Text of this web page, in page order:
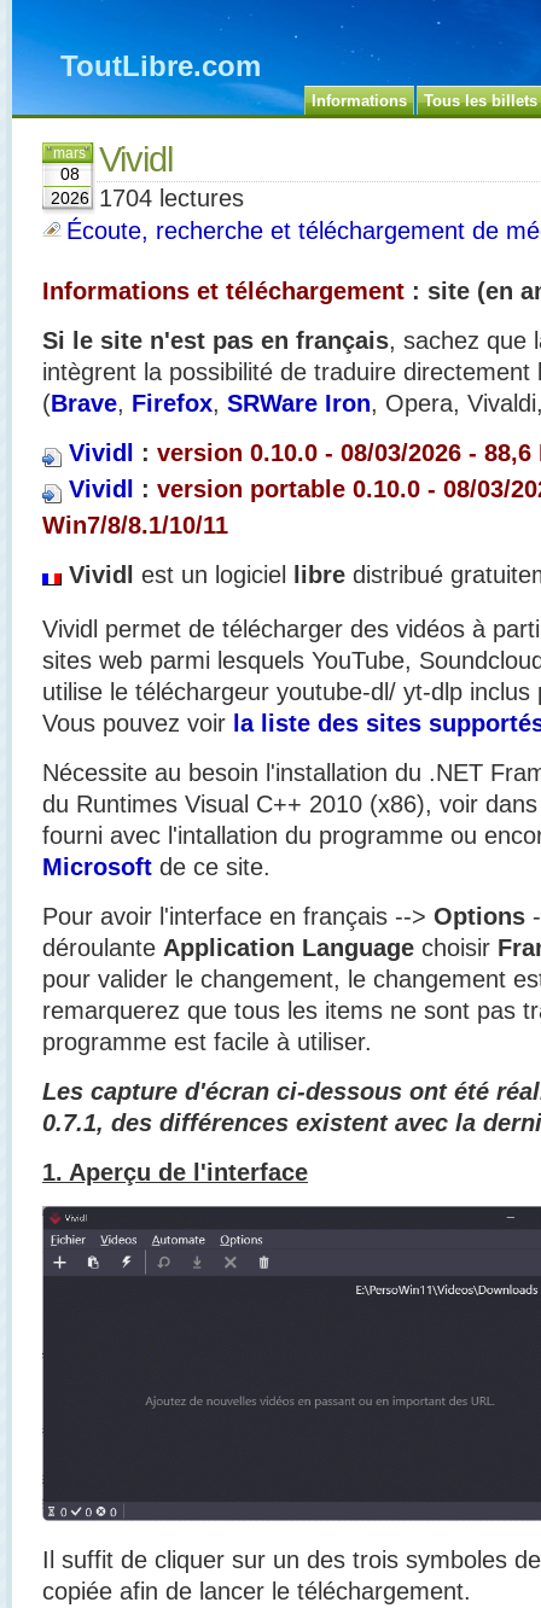
ToutLibre.com
Informations Tous les billets
mars
08
2026
Vividl
1704 lectures
Écoute, recherche et téléchargement de
Informations et téléchargement : site (en
Si le site n'est pas en français, sachez que
intègrent la possibilité de traduire directement
(Brave, Firefox, SRWare Iron, Opera,
Vividl
: version 0.10.0 - 08/03/2026 -
Vividl
: version portable 0.10.0 - 08/03/
Win7/8/8.1/10/11
Vividl
est un logiciel libre distribué
Vividl permet de télécharger des vidéos à
sites web parmi lesquels YouTube,
utilise le téléchargeur youtube-dl/ yt-dlp
Vous pouvez voir la liste des sites
Nécessite au besoin l'installation du .NET
du Runtimes Visual C++ 2010 (x86), voir
fourni avec l'intallation du programme ou
Microsoft de ce site.
Pour avoir l'interface en français --> Options
déroulante Application Language choisir
pour valider le changement, le changement
remarquerez que tous les items ne sont pas
programme est facile à utiliser.
Les capture d'écran ci-dessous ont été
0.7.1, des différences existent avec la
1. Aperçu de l'interface
Il suffit de cliquer sur un des trois symboles
copiée afin de lancer le téléchargement.